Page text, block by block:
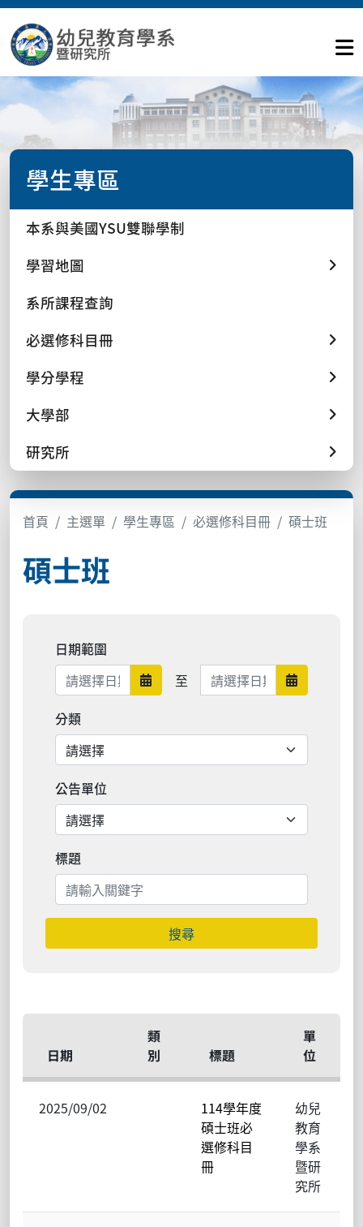
學生專區
本系與美國YSU雙聯學制
學習地圖
系所課程查詢
必選修科目冊
學分學程
大學部
研究所
首頁 主選單 學生專區 必選修科目冊 碩士班
碩士班
日期範圍
日期範圍開始
至 日期範圍結束 日期範圍
分類
公告單位
標題
搜尋
日期
類
別
標題
單
位
2025/09/02
114學年度
碩士班必
選修科目
冊
幼兒
教育
學系
暨研
究所